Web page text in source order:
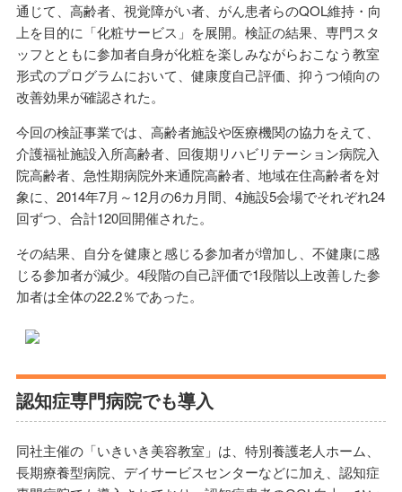
通じて、高齢者、視覚障がい者、がん患者らのQOL維持・向
上を目的に「化粧サービス」を展開。検証の結果、専門スタ
ッフとともに参加者自身が化粧を楽しみながらおこなう教室
形式のプログラムにおいて、健康度自己評価、抑うつ傾向の
改善効果が確認された。
今回の検証事業では、高齢者施設や医療機関の協力をえて、
介護福祉施設入所高齢者、回復期リハビリテーション病院入
院高齢者、急性期病院外来通院高齢者、地域在住高齢者を対
象に、2014年7月～12月の6カ月間、4施設5会場でそれぞれ24
回ずつ、合計120回開催された。
その結果、自分を健康と感じる参加者が増加し、不健康に感
じる参加者が減少。4段階の自己評価で1段階以上改善した参
加者は全体の22.2％であった。
認知症専門病院でも導入
同社主催の「いきいき美容教室」は、特別養護老人ホーム、
長期療養型病院、デイサービスセンターなどに加え、認知症